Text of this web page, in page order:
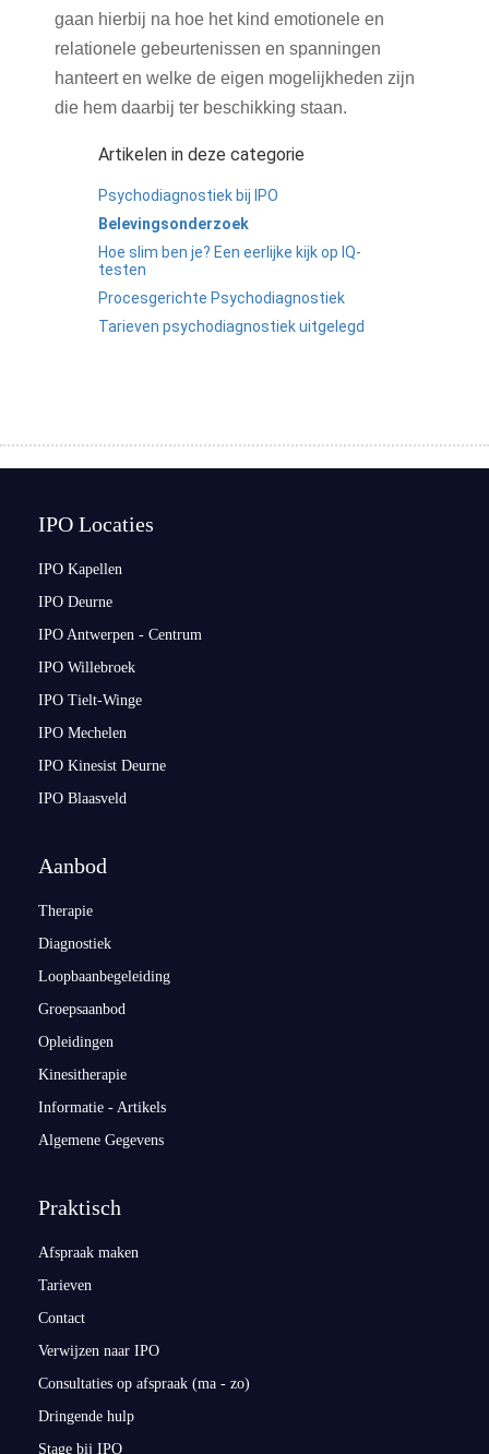
gaan hierbij na hoe het kind emotionele en
relationele gebeurtenissen en spanningen
hanteert en welke de eigen mogelijkheden zijn
die hem daarbij ter beschikking staan.
Artikelen in deze categorie
Psychodiagnostiek bij IPO
Belevingsonderzoek
Hoe slim ben je? Een eerlijke kijk op IQ-
testen
Procesgerichte Psychodiagnostiek
Tarieven psychodiagnostiek uitgelegd
IPO Locaties
IPO Kapellen
IPO Deurne
IPO Antwerpen - Centrum
IPO Willebroek
IPO Tielt-Winge
IPO Mechelen
IPO Kinesist Deurne
IPO Blaasveld
Aanbod
Therapie
Diagnostiek
Loopbaanbegeleiding
Groepsaanbod
Opleidingen
Kinesitherapie
Informatie - Artikels
Algemene Gegevens
Praktisch
Afspraak maken
Tarieven
Contact
Verwijzen naar IPO
Consultaties op afspraak (ma - zo)
Dringende hulp
Stage bij IPO